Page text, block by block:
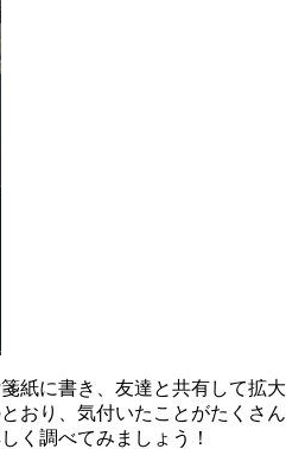
に書き、友達と共有して拡
おり、気付いたことがたくさん
く調べてみましょう！